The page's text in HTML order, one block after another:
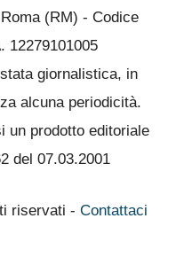
(RM) - Codice
12279101005
giornalistica, in
alcuna periodicità.
un prodotto editoriale
del 07.03.2001
riservati - Contattaci